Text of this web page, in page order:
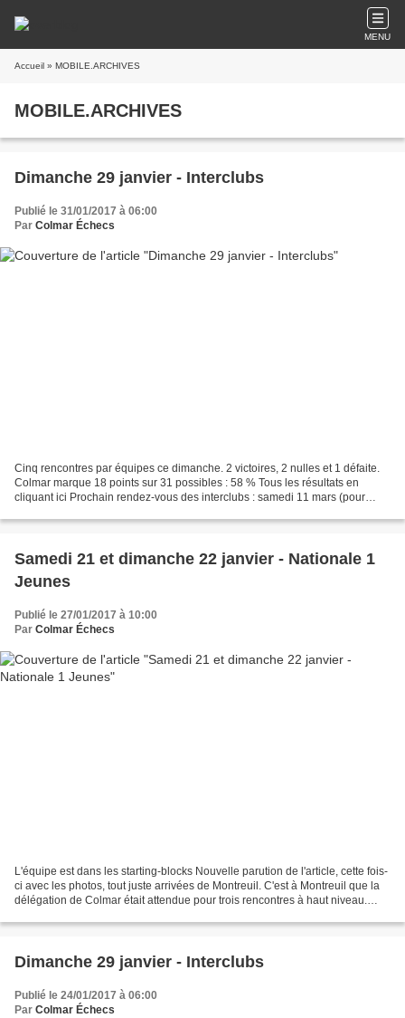
MENU
Accueil » MOBILE.ARCHIVES
MOBILE.ARCHIVES
Dimanche 29 janvier - Interclubs
Publié le 31/01/2017 à 06:00
Par Colmar Échecs
Cinq rencontres par équipes ce dimanche. 2 victoires, 2 nulles et 1 défaite.
Colmar marque 18 points sur 31 possibles : 58 % Tous les résultats en
cliquant ici Prochain rendez-vous des interclubs : samedi 11 mars (pour
Samedi 21 et dimanche 22 janvier - Nationale 1
Jeunes
Publié le 27/01/2017 à 10:00
Par Colmar Échecs
L'équipe est dans les starting-blocks Nouvelle parution de l'article, cette fois-
ci avec les photos, tout juste arrivées de Montreuil. C'est à Montreuil que la
délégation de Colmar était attendue pour trois rencontres à haut niveau.
Dimanche 29 janvier - Interclubs
Publié le 24/01/2017 à 06:00
Par Colmar Échecs